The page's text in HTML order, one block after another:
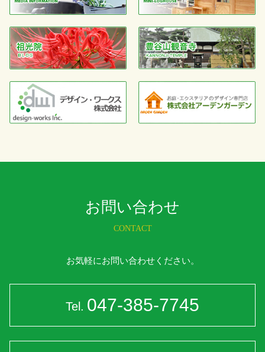
お問い合わせ
CONTACT
お気軽にお問い合わせください。
Tel. 047-385-7745